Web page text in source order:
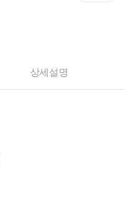
상세설명